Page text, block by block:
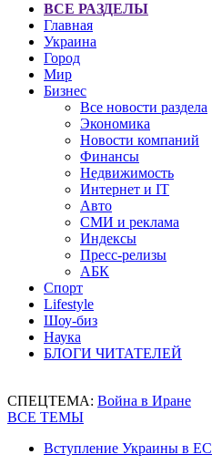
ВСЕ РАЗДЕЛЫ
Главная
Украина
Город
Мир
Бизнес
Все новости раздела
Экономика
Новости компаний
Финансы
Недвижимость
Интернет и IT
Авто
СМИ и реклама
Индексы
Пресс-релизы
АБК
Спорт
Lifestyle
Шоу-биз
Наука
БЛОГИ ЧИТАТЕЛЕЙ
СПЕЦТЕМА: Война в Иране
ВСЕ ТЕМЫ
Вступление Украины в ЕС